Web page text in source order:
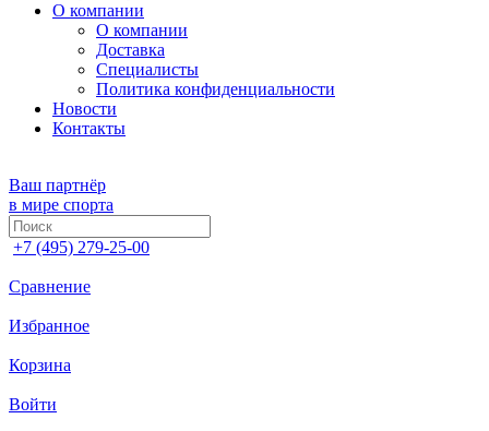
О компании
О компании
Доставка
Специалисты
Политика конфиденциальности
Новости
Контакты
Ваш партнёр
в мире спорта
+7 (495) 279-25-00
Сравнение
Избранное
Корзина
Войти